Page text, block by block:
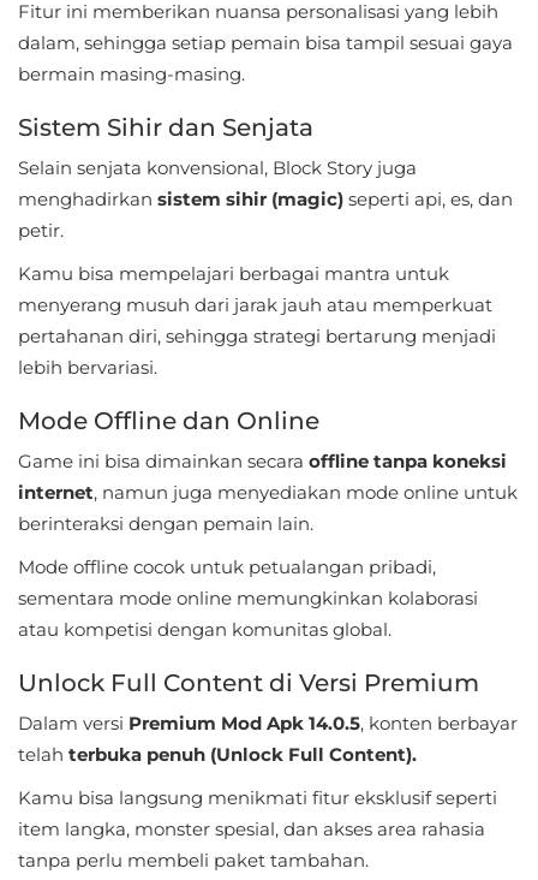
Music
Audio
&
Parenting
Personalisasi
Personalization
Productivity
Shopping
Sports
Tools
Travel
Fitur ini memberikan nuansa personalisasi yang lebih
dalam, sehingga setiap pemain bisa tampil sesuai gaya
bermain masing-masing.
Sistem Sihir dan Senjata
Selain senjata konvensional, Block Story juga
menghadirkan sistem sihir (magic) seperti api, es, dan
petir.
Kamu bisa mempelajari berbagai mantra untuk
menyerang musuh dari jarak jauh atau memperkuat
pertahanan diri, sehingga strategi bertarung menjadi
lebih bervariasi.
Mode Offline dan Online
Game ini bisa dimainkan secara offline tanpa koneksi
internet, namun juga menyediakan mode online untuk
berinteraksi dengan pemain lain.
Mode offline cocok untuk petualangan pribadi,
sementara mode online memungkinkan kolaborasi
atau kompetisi dengan komunitas global.
Unlock Full Content di Versi Premium
Dalam versi Premium Mod Apk 14.0.5, konten berbayar
telah terbuka penuh (Unlock Full Content).
Kamu bisa langsung menikmati fitur eksklusif seperti
item langka, monster spesial, dan akses area rahasia
tanpa perlu membeli paket tambahan.